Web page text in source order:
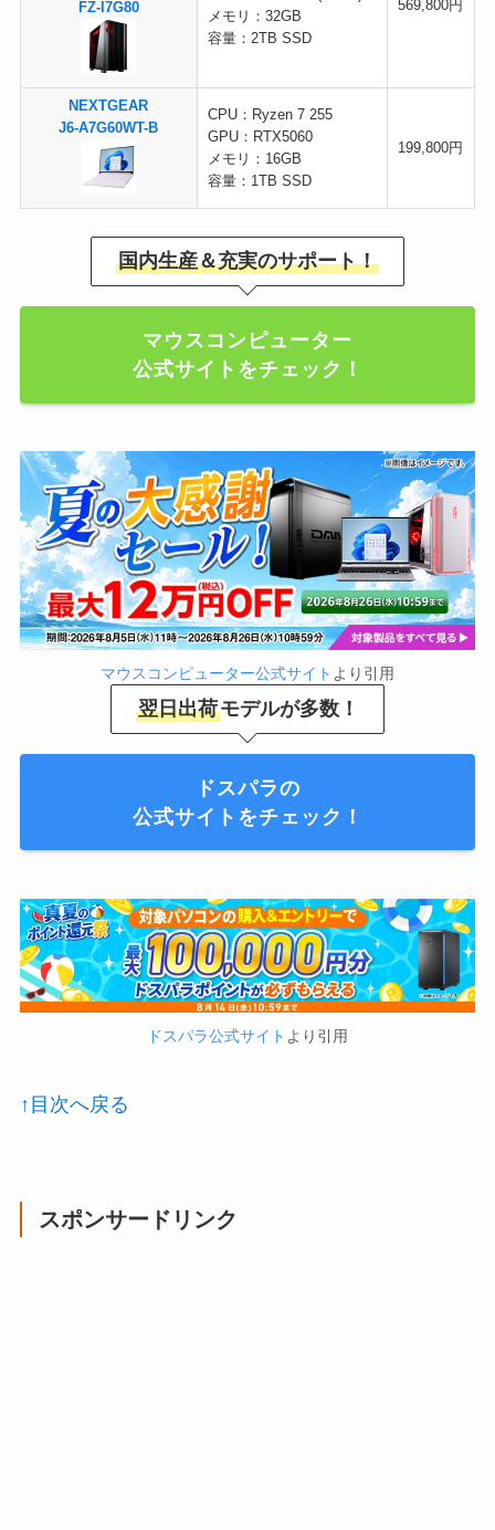
FZ-I7G80
メモリ：32GB
容量：2TB SSD
569,800円
NEXTGEAR
J6-A7G60WT-B
CPU：Ryzen 7 255
GPU：RTX5060
メモリ：16GB
容量：1TB SSD
199,800円
国内生産＆充実のサポート！
マウスコンピューター
公式サイトをチェック！
マウスコンピューター公式サイト より引用
翌日出荷モデルが多数！
ドスパラの
公式サイトをチェック！
ドスパラ公式サイト より引用
↑目次へ戻る
スポンサードリンク